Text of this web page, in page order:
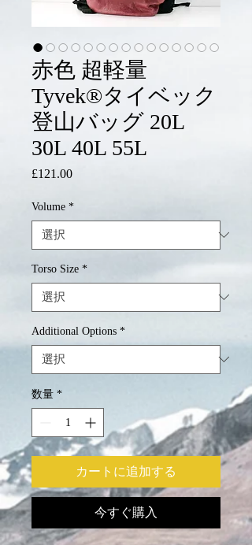
赤色 超軽量
Tyvek®タイベック
登山バッグ 20L
30L 40L 55L
£121.00価
Volume *
Torso Size *
Additional Options *
数量 *
カートに追加する
今すぐ購入